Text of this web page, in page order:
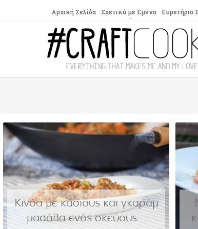
Αρχική Σελίδα Σχετικά με Εμένα Ευρετήριο
Κινόα με κάσιους και γκαράμ
μασάλα ενός σκεύους...